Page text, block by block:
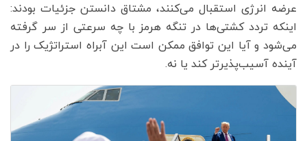
عرضه انرژی استقبال می‌کنند، مشتاق دانستن جزئیات بودند:
اینکه تردد کشتی‌ها در تنگه هرمز با چه سرعتی از سر گرفته
می‌شود و آیا این توافق ممکن است این آبراه استراتژیک را در
آینده آسیب‌پذیرتر کند یا نه.